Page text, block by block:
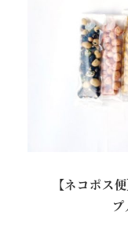
【ネコポス